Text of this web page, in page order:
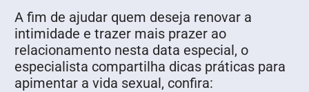
A fim de ajudar quem deseja renovar a
intimidade e trazer mais prazer ao
relacionamento nesta data especial, o
especialista compartilha dicas práticas para
apimentar a vida sexual, confira: